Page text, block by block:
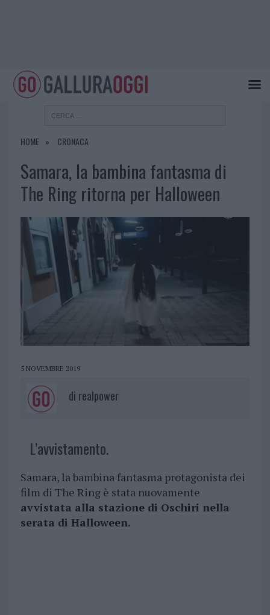
HOME CRONACA
Samara, la bambina fantasma di
The Ring ritorna per Halloween
5 NOVEMBRE 2019
di realpower
L’avvistamento.
Samara, la bambina fantasma protagonista dei
film di The Ring è stata nuovamente
avvistata alla stazione di Oschiri nella
serata di Halloween.